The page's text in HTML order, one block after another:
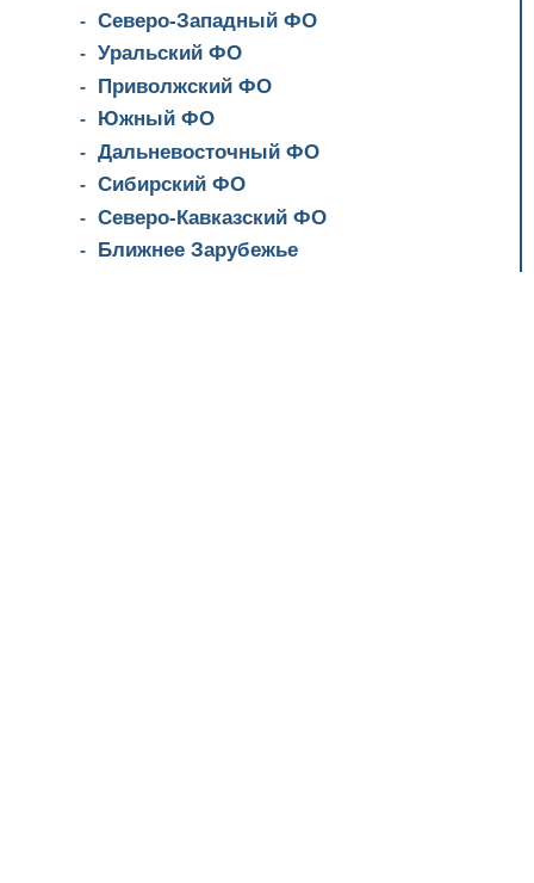
Северо-Западный ФО
Уральский ФО
Приволжский ФО
Южный ФО
Дальневосточный ФО
Сибирский ФО
Северо-Кавказский ФО
Ближнее Зарубежье